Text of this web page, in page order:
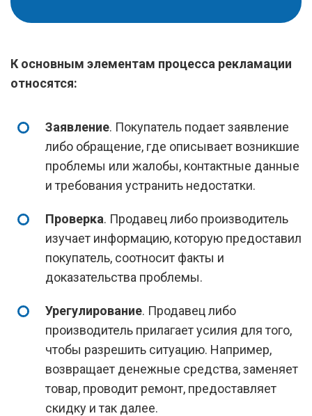
К основным элементам процесса рекламации
относятся:
Заявление. Покупатель подает заявление
либо обращение, где описывает возникшие
проблемы или жалобы, контактные данные
и требования устранить недостатки.
Проверка. Продавец либо производитель
изучает информацию, которую предоставил
покупатель, соотносит факты и
доказательства проблемы.
Урегулирование. Продавец либо
производитель прилагает усилия для того,
чтобы разрешить ситуацию. Например,
возвращает денежные средства, заменяет
товар, проводит ремонт, предоставляет
скидку и так далее.